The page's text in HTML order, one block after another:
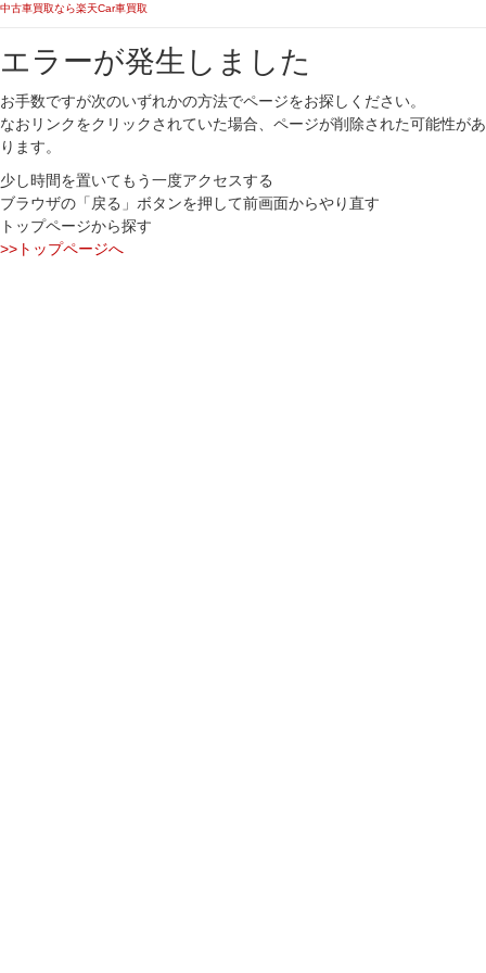
中古車買取なら楽天Car車買取
エラーが発生しました
お手数ですが次のいずれかの方法でページをお探しください。
なおリンクをクリックされていた場合、ページが削除された可能性があ
ります。
少し時間を置いてもう一度アクセスする
ブラウザの「戻る」ボタンを押して前画面からやり直す
トップページから探す
>>トップページへ